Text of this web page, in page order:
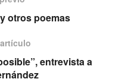
otros poemas
entrevista a